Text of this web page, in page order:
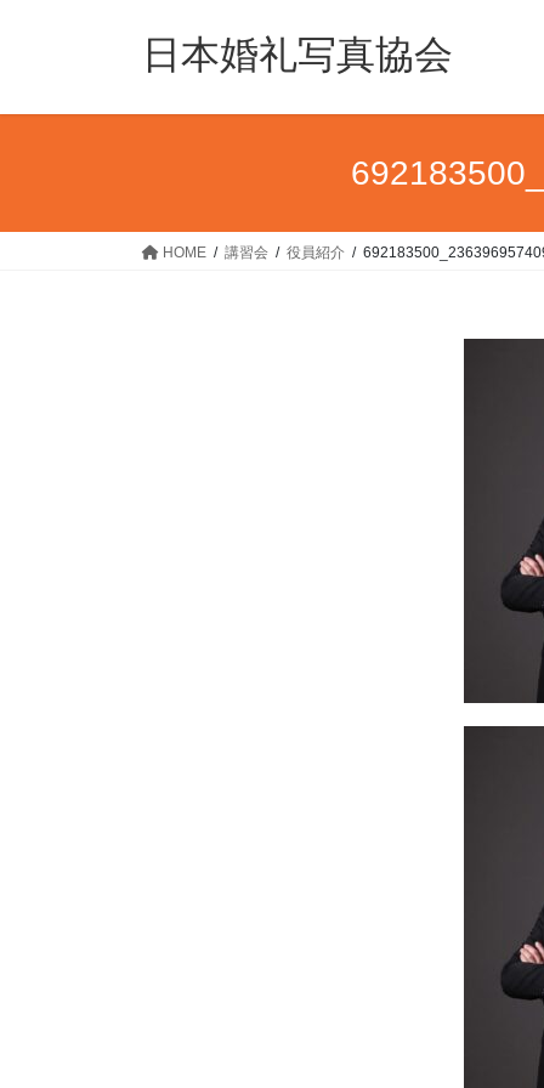
日本婚礼写真協会
HOME 講習会 役員紹介